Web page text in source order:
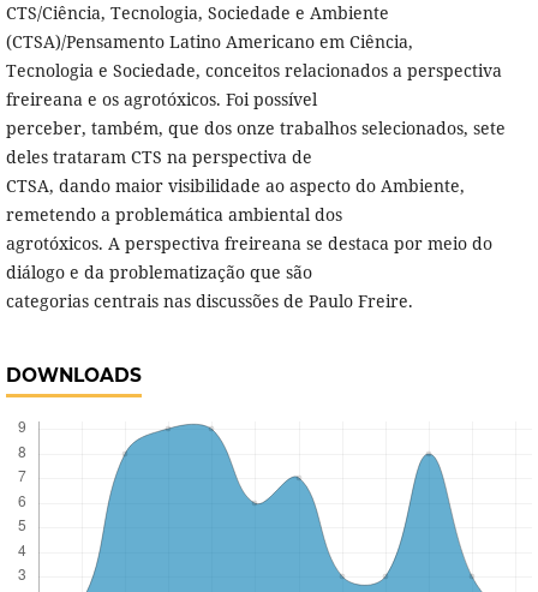
CTS/Ciência, Tecnologia, Sociedade e Ambiente
(CTSA)/Pensamento Latino Americano em Ciência,
Tecnologia e Sociedade, conceitos relacionados a perspectiva
freireana e os agrotóxicos. Foi possível
perceber, também, que dos onze trabalhos selecionados, sete
deles trataram CTS na perspectiva de
CTSA, dando maior visibilidade ao aspecto do Ambiente,
remetendo a problemática ambiental dos
agrotóxicos. A perspectiva freireana se destaca por meio do
diálogo e da problematização que são
categorias centrais nas discussões de Paulo Freire.
DOWNLOADS